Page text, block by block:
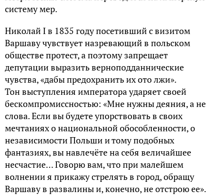
систему мер.
Николай I в 1835 году посетивший с визитом
Варшаву чувствует назревающий в польском
обществе протест, а поэтому запрещает
депутации выразить верноподданнические
чувства, «дабы предохранить их ото лжи».
Тон выступления императора ударяет своей
бескомпромиссностью: «Мне нужны деяния, а не
слова. Если вы будете упорствовать в своих
мечтаниях о национальной обособленности, о
независимости Польши и тому подобных
фантазиях, вы навлечёте на себя величайшее
несчастие… Говорю вам, что при малейшем
волнении я прикажу стрелять в город, обращу
Варшаву в развалины и, конечно, не отстрою ее».